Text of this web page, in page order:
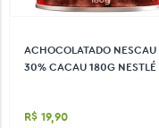
ACHOCOLATADO NESCAU
30% CACAU 180G NESTLÉ
R$ 19,90